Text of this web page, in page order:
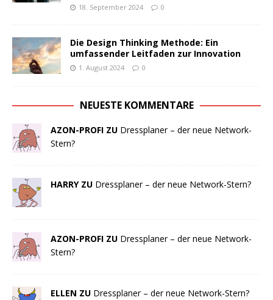
18. September 2024 0
Die Design Thinking Methode: Ein
umfassender Leitfaden zur Innovation
1. August 2024 0
NEUESTE KOMMENTARE
AZON-PROFI ZU Dressplaner – der neue Network-
Stern?
HARRY ZU Dressplaner – der neue Network-Stern?
AZON-PROFI ZU Dressplaner – der neue Network-
Stern?
ELLEN ZU Dressplaner – der neue Network-Stern?